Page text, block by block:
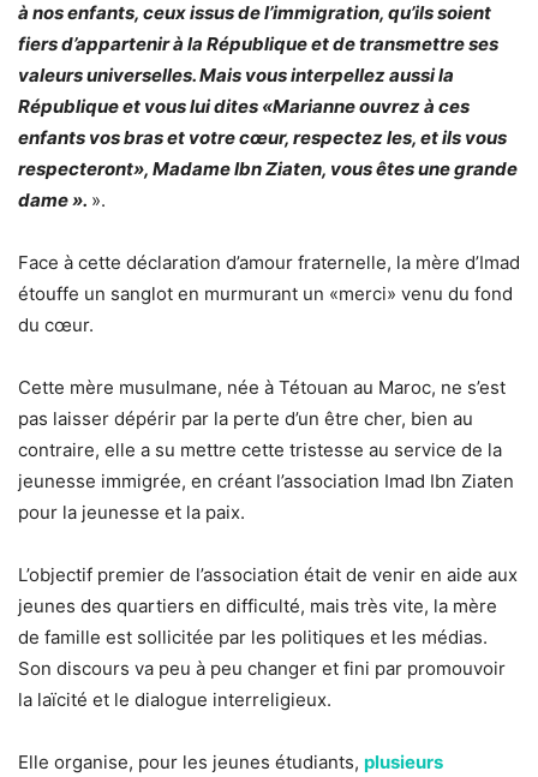
à nos enfants, ceux issus de l’immigration, qu’ils soient
fiers d’appartenir à la République et de transmettre ses
valeurs universelles. Mais vous interpellez aussi la
République et vous lui dites «Marianne ouvrez à ces
enfants vos bras et votre cœur, respectez les, et ils vous
respecteront», Madame Ibn Ziaten, vous êtes une grande
dame ». ».
Face à cette déclaration d’amour fraternelle, la mère d’Imad
étouffe un sanglot en murmurant un «merci» venu du fond
du cœur.
Cette mère musulmane, née à Tétouan au Maroc, ne s’est
pas laisser dépérir par la perte d’un être cher, bien au
contraire, elle a su mettre cette tristesse au service de la
jeunesse immigrée, en créant l’association Imad Ibn Ziaten
pour la jeunesse et la paix.
L’objectif premier de l’association était de venir en aide aux
jeunes des quartiers en difficulté, mais très vite, la mère
de famille est sollicitée par les politiques et les médias.
Son discours va peu à peu changer et fini par promouvoir
la laïcité et le dialogue interreligieux.
Elle organise, pour les jeunes étudiants, plusieurs